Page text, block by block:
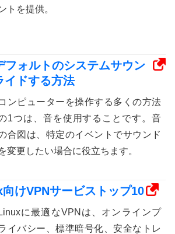
トを提供。
ォルトのシステムサウン
イドする方法
ンピューターを操作する多くの方法
1つは、音を使用することです。音
合図は、特定のイベントでサウンド
変更したい場合に役立ちます。
けVPNサービストップ10
Linuxに最適なVPNは、オンラインプ
イバシー、標準暗号化、安全なトレ